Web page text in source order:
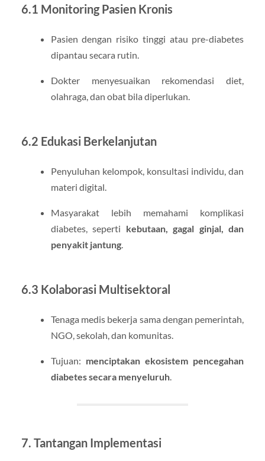
6.1 Monitoring Pasien Kronis
Pasien dengan risiko tinggi atau pre-diabetes
dipantau secara rutin.
Dokter menyesuaikan rekomendasi diet,
olahraga, dan obat bila diperlukan.
6.2 Edukasi Berkelanjutan
Penyuluhan kelompok, konsultasi individu, dan
materi digital.
Masyarakat lebih memahami komplikasi
diabetes, seperti kebutaan, gagal ginjal, dan
penyakit jantung.
6.3 Kolaborasi Multisektoral
Tenaga medis bekerja sama dengan pemerintah,
NGO, sekolah, dan komunitas.
Tujuan: menciptakan ekosistem pencegahan
diabetes secara menyeluruh.
7. Tantangan Implementasi